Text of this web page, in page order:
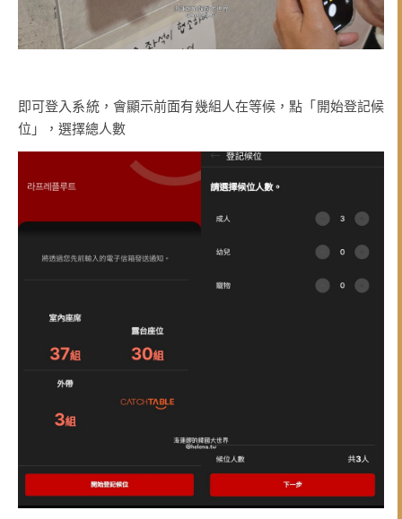
即可登入系統，會顯示前面有幾組人在等候，點「開始登記候
位」，選擇總人數